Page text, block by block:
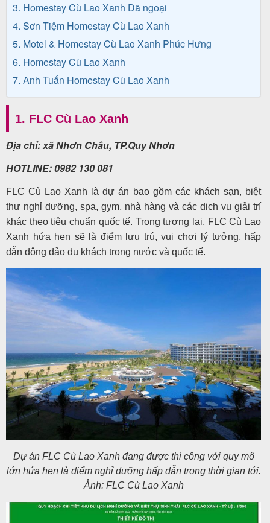
Tin
du
Quy
Nhơn
Cảm
khách
hàng
Tuyển
Liên
3. Homestay Cù Lao Xanh Dã ngoại
4. Sơn Tiệm Homestay Cù Lao Xanh
5. Motel & Homestay Cù Lao Xanh Phúc Hưng
6. Homestay Cù Lao Xanh
7. Anh Tuấn Homestay Cù Lao Xanh
1. FLC Cù Lao Xanh
Địa chỉ: xã Nhơn Châu, TP.Quy Nhơn
HOTLINE: 0982 130 081
FLC Cù Lao Xanh là dự án bao gồm các khách sạn, biệt
thự nghỉ dưỡng, spa, gym, nhà hàng và các dịch vụ giải trí
khác theo tiêu chuẩn quốc tế. Trong tương lai, FLC Cù Lao
Xanh hứa hẹn sẽ là điểm lưu trú, vui chơi lý tưởng, hấp
dẫn đông đảo du khách trong nước và quốc tế.
Dự án FLC Cù Lao Xanh đang được thi công với quy mô
lớn hứa hẹn là điểm nghỉ dưỡng hấp dẫn trong thời gian tới.
Ảnh: FLC Cù Lao Xanh